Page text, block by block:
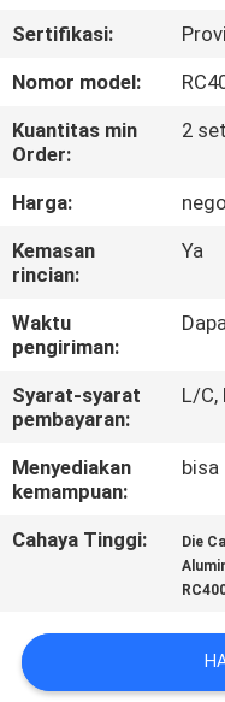
TUR
PABRIK
KONTROL
KUALITAS
HUBUNGI
KAMI
BERITA
PENAWARAN
OFFICIAL
WEBSITE
Sertifikasi:
Nomor model:
Kuantitas min
Order:
2 set
Harga:
Kemasan
rincian:
Ya
Waktu
pengiriman:
Syarat-syarat
pembayaran:
L/C,
Menyediakan
kemampuan:
bisa
Cahaya Tinggi: Die